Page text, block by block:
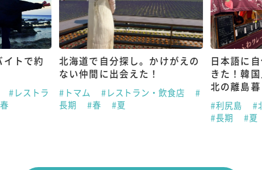
トで約
#レストラ
北海道で自分探し。かけがえの
ない仲間に出会えた！
#トマム #レストラン・飲食店
#
長期
#春 #夏
日本語に
きた！韓
北の離島
#利尻島
#
#長期
#夏